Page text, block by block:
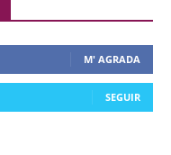
M' AGRADA
SEGUIR